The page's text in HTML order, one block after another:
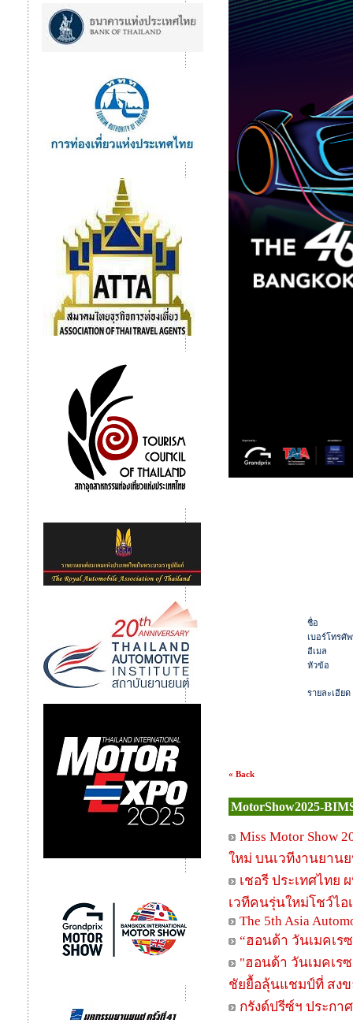
ชื่อ
เบอร์โทรศั
อีเมล
หัวข้อ
รายละเอียด
« Back
MotorShow2025-
Miss Motor Show
ใหม่ บนเวทีงานยาน
เชอรี ประเทศไทย
เวทีคนรุ่นใหม่โชว์ไอ
The 5th Asia
“ฮอนด้า วันเมคเร
"ฮอนด้า วันเมคเร
ชัยยื้อลุ้นแชมป์ที่ สง
กรังด์ปรีซ์ฯ ประกา